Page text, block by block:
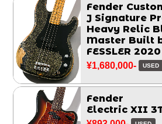
Fender
J Signature
Heavy Relic
Master Built
FESSLER 2020
¥1,680,000- USED
Fender
Electric XII